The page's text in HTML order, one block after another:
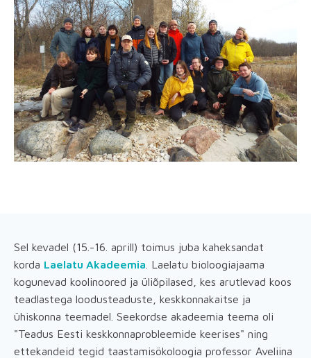
Sel kevadel (15.-16. aprill) toimus juba kaheksandat
korda Laelatu Akadeemia . Laelatu bioloogiajaama
kogunevad koolinoored ja üliõpilased, kes arutlevad koos
teadlastega loodusteaduste, keskkonnakaitse ja
ühiskonna teemadel. Seekordse akadeemia teema oli
"Teadus Eesti keskkonnaprobleemide keerises" ning
ettekandeid tegid taastamisökoloogia professor Aveliina